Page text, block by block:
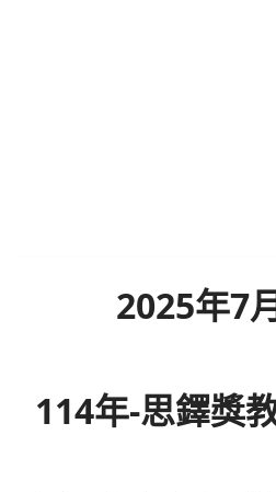
2025年7
114年-思鐸獎